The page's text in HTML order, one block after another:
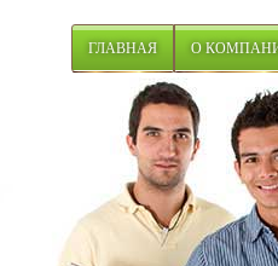
ГЛАВНАЯ О